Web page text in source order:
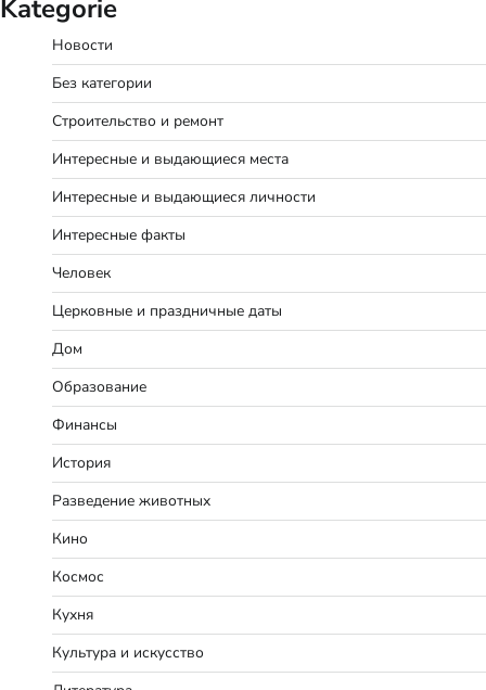
Kategorie
Новости
Без категории
Строительство и ремонт
Интересные и выдающиеся места
Интересные и выдающиеся личности
Интересные факты
Человек
Церковные и праздничные даты
Дом
Образование
Финансы
История
Разведение животных
Кино
Космос
Кухня
Культура и искусство